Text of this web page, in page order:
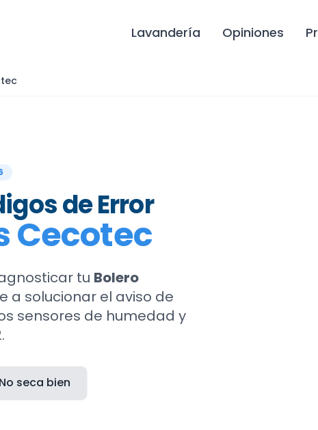
Lavandería Opiniones
de Error
Cecotec
tu Bolero
a solucionar el aviso de
sensores de humedad y
No seca bien